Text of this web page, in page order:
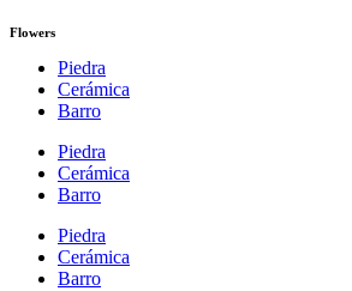
Flowers
Piedra
Cerámica
Barro
Piedra
Cerámica
Barro
Piedra
Cerámica
Barro